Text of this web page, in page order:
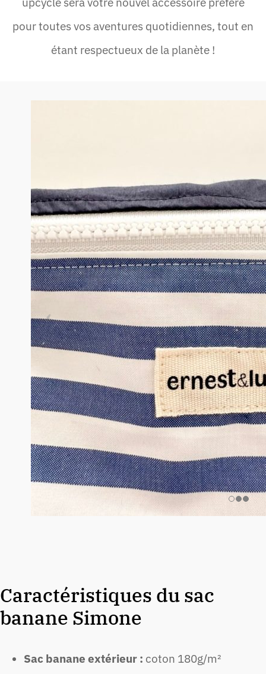
pour toutes vos aventures quotidiennes, tout en
étant respectueux de la planète !
Caractéristiques du sac
banane Simone
Sac banane extérieur : coton 180g/m²